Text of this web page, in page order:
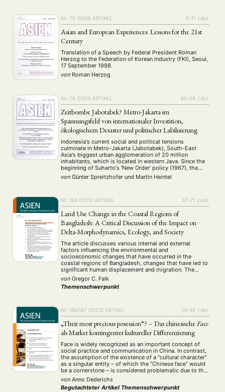
Nr. 70 (1999) ARTIKEL 5–11 {:de}
Asian and European Experiences: Lessons for the 21st
Century
Translation of a Speech by Federal President Roman
Herzog to the Federation of Korean Industry (FKI), Seoul,
17 September 1998.
von Roman Herzog
Nr. 78 (2001) ARTIKEL 50–69 {:de}
Zeitbombe Jabotabek? Metro-Jakarta im
Spannungsfeld von internationaler Investition,
ökologischem Desaster und politischer Labilisierung
Indonesia's current social and political tensions
culminate in Metro-Jakarta (Jabotabek), South-East
Asia's biggest urban agglomeration of 20 million
inhabitants, which is located in western Java. Since the
beginning of Suharto's 'New Order' policy (1967), the
capital has been pushed as a centre of international
(mainly East Asian) investment. A number of deregulation
von Günter Spreitzhofer und Martin Heintel
Nr. 134 (2015) ARTIKEL 47–71 {:en}
Land Use Change in the Coastal Regions of
Bangladesh: A Critical Discussion of the Impact on
Delta-Morphodynamics, Ecology, and Society
The article discusses various internal and external
factors influencing the environmental and
socioeconomic changes that have occurred in the
coastal regions of Bangladesh, changes that have led to
significant human displacement and migration. The
transformation in traditional land use patterns, and
specifically from rice farming to export-oriented shrimp
cultivation for the growing global market, can …
von Gregor C. Falk
Themenschwerpunkt
Nr. 166/167 (2023) ARTIKEL 14–40 {:de}
„Their most precious posession“? – Das chinesischeFace
als Marker kontingenter kultureller Differenzierung
Face is widely recognized as an important concept of
social practice and communication in China. In contrast,
the assumption of the existence of a “cultural character”
as a singular entity – of which the “Chinese face” would
be a cornerstone – is considered problematic due to the
implications of essentializing and culturalizing
determinism in anthropology. …
von Anno Dederichs
Begutachteter Artikel Themenschwerpunkt